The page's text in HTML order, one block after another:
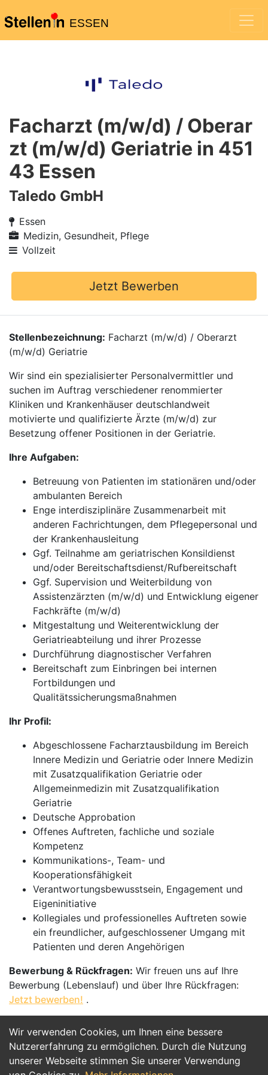
ESSEN
Wir verwenden Cookies, um Ihnen eine bessere
Nutzererfahrung zu ermöglichen. Durch die Nutzung
unserer Webseite stimmen Sie unserer Verwendung
Facharzt (m/w/d) / Oberar
zt (m/w/d) Geriatrie in 451
43 Essen
Taledo GmbH
Essen
Medizin, Gesundheit, Pflege
Vollzeit
Jetzt Bewerben
Stellenbezeichnung: Facharzt (m/w/d) / Oberarzt
(m/w/d) Geriatrie
Wir sind ein spezialisierter Personalvermittler und
suchen im Auftrag verschiedener renommierter
Kliniken und Krankenhäuser deutschlandweit
motivierte und qualifizierte Ärzte (m/w/d) zur
Besetzung offener Positionen in der Geriatrie.
Ihre Aufgaben:
Betreuung von Patienten im stationären und/oder
ambulanten Bereich
Enge interdisziplinäre Zusammenarbeit mit
anderen Fachrichtungen, dem Pflegepersonal und
der Krankenhausleitung
Ggf. Teilnahme am geriatrischen Konsildienst
und/oder Bereitschaftsdienst/Rufbereitschaft
Ggf. Supervision und Weiterbildung von
Assistenzärzten (m/w/d) und Entwicklung eigener
Fachkräfte (m/w/d)
Mitgestaltung und Weiterentwicklung der
Geriatrieabteilung und ihrer Prozesse
Durchführung diagnostischer Verfahren
Bereitschaft zum Einbringen bei internen
Fortbildungen und
Qualitätssicherungsmaßnahmen
Ihr Profil:
Abgeschlossene Facharztausbildung im Bereich
Innere Medizin und Geriatrie oder Innere Medizin
mit Zusatzqualifikation Geriatrie oder
Allgemeinmedizin mit Zusatzqualifikation
Geriatrie
Deutsche Approbation
Offenes Auftreten, fachliche und soziale
Kompetenz
Kommunikations-, Team- und
Kooperationsfähigkeit
Verantwortungsbewusstsein, Engagement und
Eigeninitiative
Kollegiales und professionelles Auftreten sowie
ein freundlicher, aufgeschlossener Umgang mit
Patienten und deren Angehörigen
Bewerbung & Rückfragen: Wir freuen uns auf Ihre
Bewerbung (Lebenslauf) und über Ihre Rückfragen:
Jetzt bewerben! .
Jetzt Bewerben